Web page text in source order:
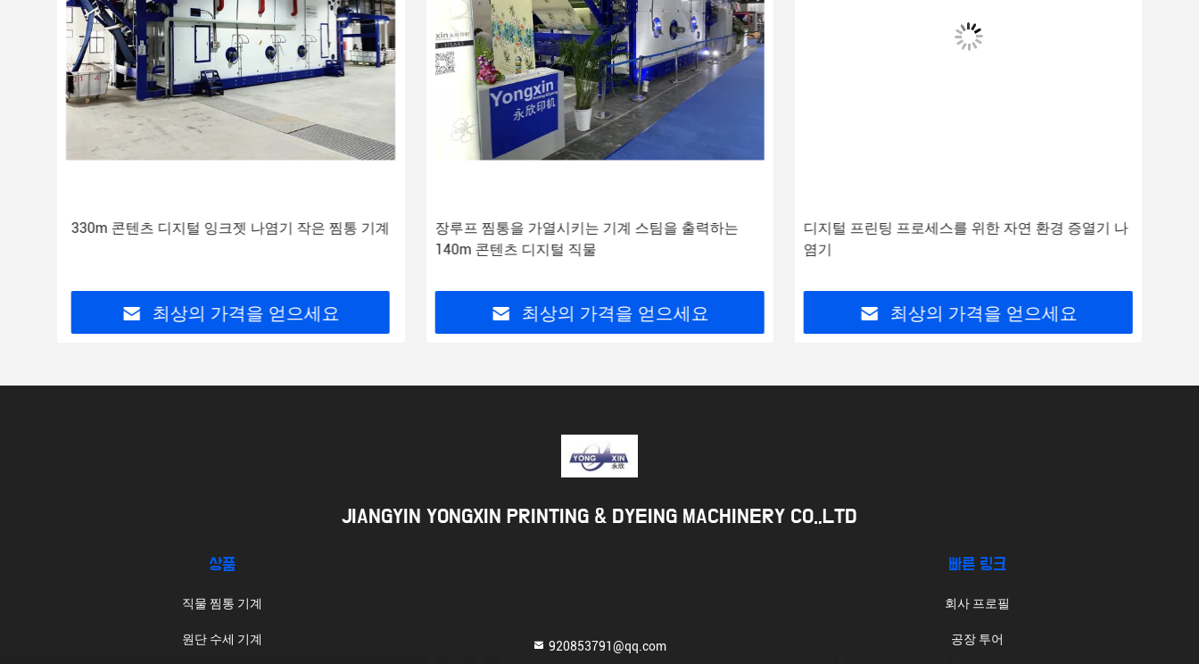
330m 콘텐츠 디지털 잉크젯 나염기 작은 찜통 기계
최상의 가격을 얻으세요
장루프 찜통을 가열시키는 기계 스팀을 출력하는
140m 콘텐츠 디지털 직물
최상의 가격을 얻으세요
디지털 프린팅 프로세스를 위한 자연 환경 증열기 나
염기
최상의 가격을 얻으세요
JIANGYIN YONGXIN PRINTING & DYEING MACHINERY CO.,LTD
상품
직물 찜통 기계
원단 수세 기계 920853791@qq.com
빠른 링크
회사 프로필
공장 투어